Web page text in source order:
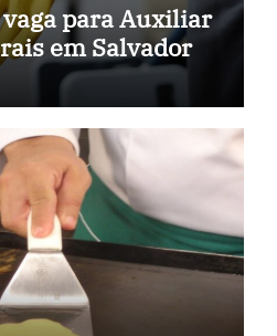
para Auxiliar
em Salvador